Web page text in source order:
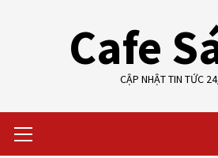
Cafe
CẬP NHẬT TIN TỨC
Menu